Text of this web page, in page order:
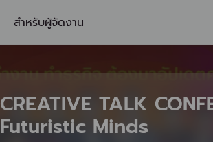
สำหรับผู้จัดงาน
CREATIVE TALK
Futuristic Minds